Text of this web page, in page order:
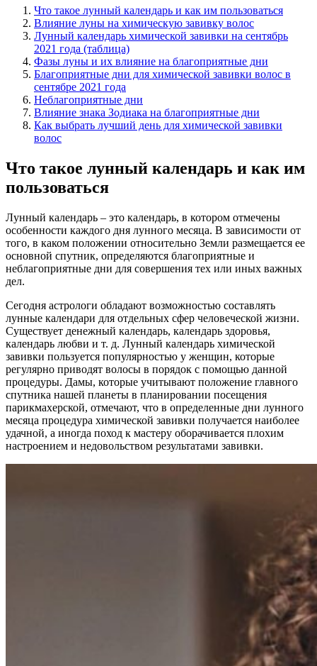
Что такое лунный календарь и как им пользоваться
Влияние луны на химическую завивку волос
Лунный календарь химической завивки на сентябрь
2021 года (таблица)
Фазы луны и их влияние на благоприятные дни
Благоприятные дни для химической завивки волос в
сентябре 2021 года
Неблагоприятные дни
Влияние знака Зодиака на благоприятные дни
Как выбрать лучший день для химической завивки
волос
Что такое лунный календарь и как им
пользоваться
Лунный календарь – это календарь, в котором отмечены
особенности каждого дня лунного месяца. В зависимости от
того, в каком положении относительно Земли размещается ее
основной спутник, определяются благоприятные и
неблагоприятные дни для совершения тех или иных важных
дел.
Сегодня астрологи обладают возможностью составлять
лунные календари для отдельных сфер человеческой жизни.
Существует денежный календарь, календарь здоровья,
календарь любви и т. д. Лунный календарь химической
завивки пользуется популярностью у женщин, которые
регулярно приводят волосы в порядок с помощью данной
процедуры. Дамы, которые учитывают положение главного
спутника нашей планеты в планировании посещения
парикмахерской, отмечают, что в определенные дни лунного
месяца процедура химической завивки получается наиболее
удачной, а иногда поход к мастеру оборачивается плохим
настроением и недовольством результатами завивки.